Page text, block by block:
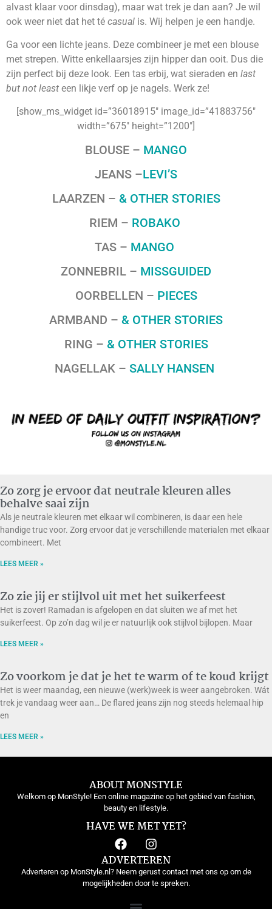
alvast klaar voor dinsdag), maar wat trek je dan aan? Je wil
ook weer niet dat het té casual is. Wij helpen je een handje.
Ga voor een lichte jeans. Deze combineer je met een blouse
met strepen. Witte enkellaarsjes zijn hipper dan ooit. Dus die
zijn perfect bij deze look. Een tas erbij, wat sieraden en last
but not least een likje verf op je nagels. Werk ze!
[show_ms_widget id=”36018915″ image_id=”41883756″
width=”675″ height=”1200″]
BLOUSE – MANGO
JEANS –LEVI’S
LAARZEN – & OTHER STORIES
RIEM – ROBAKO
TAS – MANGO
ZONNEBRIL – MISSGUIDED
OORBELLEN – PIECES
ARMBAND – & OTHER STORIES
RING – & OTHER STORIES
NAGELLAK – SALLY HANSEN
Zo zorg je ervoor dat neutrale kleuren alles
behalve saai zijn
Als je neutrale kleuren met elkaar wil combineren, is daar een hele
handige truc voor. Zorg ervoor dat je verschillende materialen met elkaar
combineert. Met
LEES MEER »
Zo zie jij er stijlvol uit met het suikerfeest
Het is zover! Ramadan is afgelopen en dat sluiten we af met het
suikerfeest. Op zo’n dag wil je er natuurlijk ook stijlvol bijlopen. Maar
LEES MEER »
Zo voorkom je dat je het te warm of te koud krijgt
Het is weer maandag, een nieuwe (werk)week is weer aangebroken. Wát
trek je vandaag weer aan… De flared jeans zijn nog steeds helemaal hip
en
LEES MEER »
ABOUT MONSTYLE
Welkom op MonStyle! Een online magazine op het gebied van fashion,
beauty en lifestyle.
HAVE WE MET YET?
ADVERTEREN
Adverteren op MonStyle.nl? Neem gerust contact met ons op om de
mogelijkheden door te spreken.